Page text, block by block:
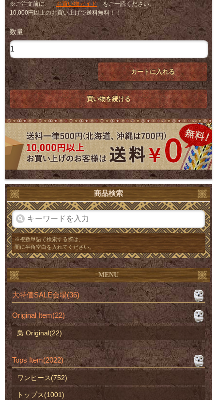
※ご注文前に、「お買い物ガイド」をご一読ください。
10,000円以上のお買い上げで送料無料！！
数量
カートに入れる
買い物を続ける
商品検索
※複数単語で検索する際は、
間に半角空白を入れてください。
MENU
大特価SALE会場(36)
Original Item(22)
梟 Original(22)
Tops Item(2022)
ワンピース(752)
トップス(1001)